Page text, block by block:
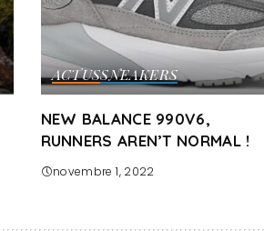
ACTUSSNEAKERS
NEW BALANCE 990V6,
RUNNERS AREN’T NORMAL !
novembre 1, 2022